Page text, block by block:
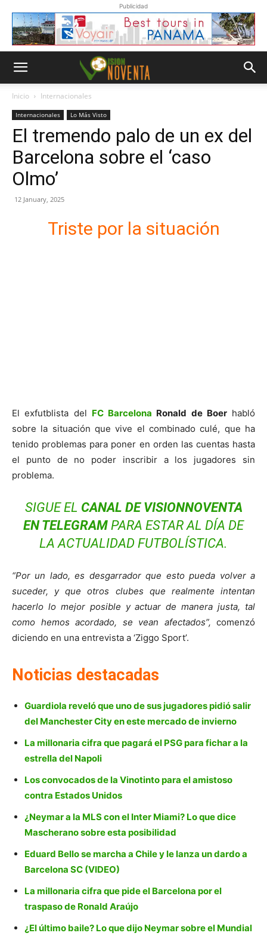
Publicidad
Inicio Internacionales
Internacionales Lo Más Visto
El tremendo palo de un ex del
Barcelona sobre el ‘caso
Olmo’
12 January, 2025
Triste por la situación
El exfutblista del FC Barcelona Ronald de Boerhabló
sobre la situación que vive el combinado culé, que ha
tenido problemas para poner en orden las cuentas hasta
el punto de no poder inscribir a los jugadores sin
problema.
SIGUE EL CANAL DE VISIONNOVENTA
ENTELEGRAM PARA ESTAR AL DÍA DE
LA ACTUALIDAD FUTBOLÍSTICA.
“Por un lado, es desgarrador que esto pueda volver a
suceder, y que otros clubes que realmente intentan
hacerlo lo mejor posible y actuar de manera justa, tal
como hemos acordado, se vean afectados”, comenzó
diciendo en una entrevista a ‘Ziggo Sport’.
Noticias destacadas
Guardiola reveló que uno de sus jugadores pidió salir
del Manchester City en este mercado de invierno
La millonaria cifra que pagará el PSG para fichar a la
estrella del Napoli
Los convocados de la Vinotinto para el amistoso
contra Estados Unidos
¿Neymar a la MLS con el Inter Miami? Lo que dice
Mascherano sobre esta posibilidad
Eduard Bello se marcha a Chile y le lanza un dardo a
Barcelona SC (VIDEO)
La millonaria cifra que pide el Barcelona por el
traspaso de Ronald Araújo
¿El último baile? Lo que dijo Neymar sobre el Mundial